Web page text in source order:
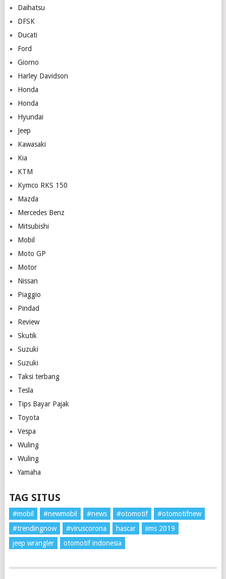
Daihatsu
DFSK
Ducati
Ford
Giorno
Harley Davidson
Honda
Honda
Hyundai
Jeep
Kawasaki
Kia
KTM
Kymco RKS 150
Mazda
Mercedes Benz
Mitsubishi
Mobil
Moto GP
Motor
Nissan
Piaggio
Pindad
Review
Skutik
Suzuki
Suzuki
Taksi terbang
Tesla
Tips Bayar Pajak
Toyota
Vespa
Wuling
Wuling
Yamaha
TAG SITUS
#mobil #newmobil #news #otomotif
#otomotifnew
#trendingnow
#viruscorona hascar
iims 2019
jeep wrangler
otomotif indonesia